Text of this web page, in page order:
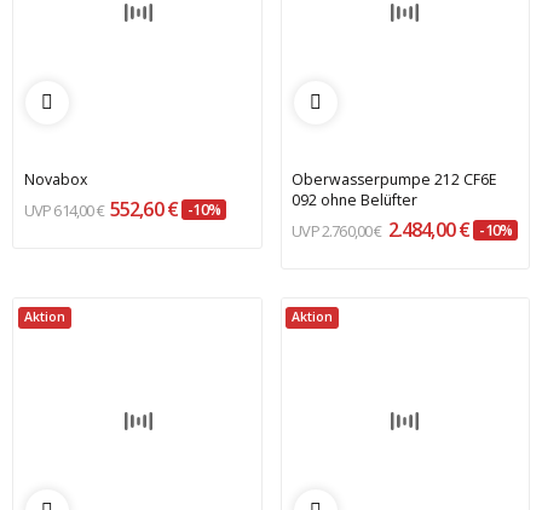
Novabox
614,00 € 552,60 € -10%
Oberwasserpumpe 212 CF6E
092 ohne Belüfter
2.760,00 € 2.484,00 € -10%
Aktion Aktion